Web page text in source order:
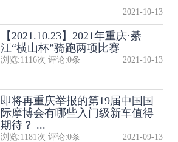
2021-10-13
【2021.10.23】2021年重庆·綦
江“横山杯”骑跑两项比赛
浏览:1116次 评论:0条 2021-10-13
即将再重庆举报的第19届中国国
际摩博会有哪些入门级新车值得
期待？ ...
浏览:1181 次 评论:0条 2021-09-13